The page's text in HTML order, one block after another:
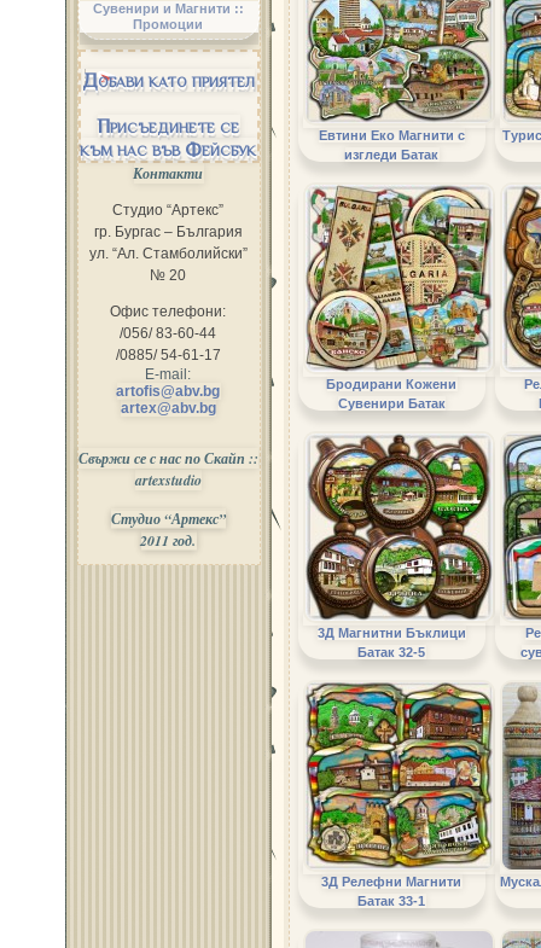
Евтини Еко Магнити с
изгледи Батак
Бродирани Кожени
Сувенири Батак
3Д Магнитни Бъклици
Батак 32-5
3Д Релефни Магнити
Батак 33-1
Сувенири и Магнити ::
Промоции
Добави като приятел
Присъединете се
към нас във Фейсбук
Контакти
Студио “Артекс”
гр. Бургас – България
ул. “Ал. Стамболийски”
№ 20
Офис телефони:
/056/ 83-60-44
/0885/ 54-61-17
E-mail:
artofis@abv.bg
artex@abv.bg
Свържи се с нас по Скайп ::
artexstudio
Студио “Артекс”
2011 год.